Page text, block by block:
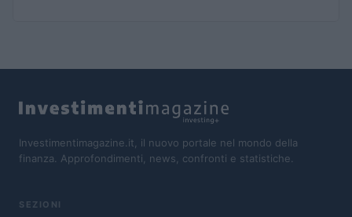
Investimentimagazine.it, il nuovo portale nel mondo della
finanza. Approfondimenti, news, confronti e statistiche.
SEZIONI